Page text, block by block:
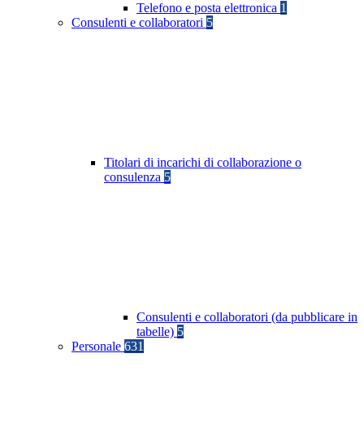
Telefono e posta elettronica 1
Consulenti e collaboratori 5
Titolari di incarichi di collaborazione o
consulenza 5
Consulenti e collaboratori (da pubblicare in
tabelle) 5
Personale 631